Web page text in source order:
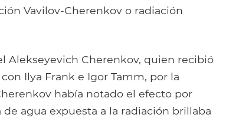
Vavilov-Cherenkov o radiación
Alekseyevich Cherenkov, quien recibió
Ilya Frank e Igor Tamm, por la
había notado el efecto por
agua expuesta a la radiación brillaba